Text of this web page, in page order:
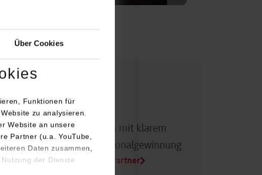
Über Cookies
Funktionen für
zu analysieren.
Website an unsere
Partner (u.a. YouTube,
Daten zusammen,
der Dienste
Dualer Partner sein mit klarem
Vorteil bei der Personalgewinnung
Alle Infos für Duale Partner